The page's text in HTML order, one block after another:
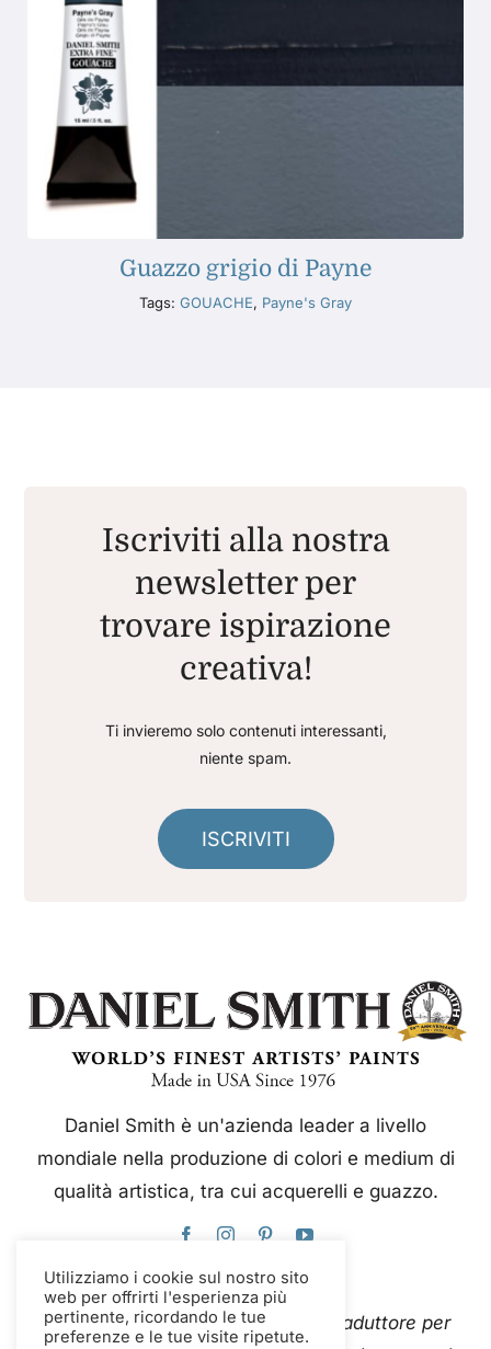
Guazzo grigio di Payne
Tags: GOUACHE, Payne's Gray
Iscriviti alla nostra
newsletter per
trovare ispirazione
creativa!
Ti invieremo solo contenuti interessanti,
niente spam.
ISCRIVITI
Daniel Smith è un'azienda leader a livello
mondiale nella produzione di colori e medium di
qualità artistica, tra cui acquerelli e guazzo.
Questo sito web utilizza Google Traduttore per
Utilizziamo i cookie sul nostro sito
web per offrirti l'esperienza più
pertinente, ricordando le tue
preferenze e le tue visite ripetute.